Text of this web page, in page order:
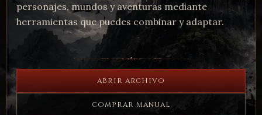
personajes, mundos y aventuras mediante
herramientas que puedes combinar y adaptar.
ABRIR ARCHIVO
COMPRAR MANUAL